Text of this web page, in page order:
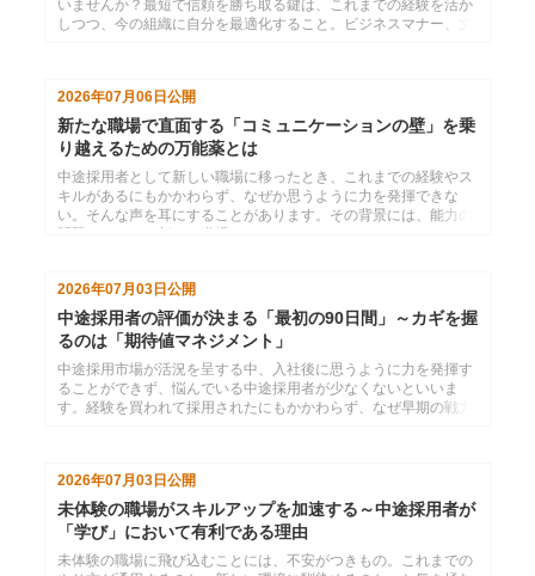
いませんか？最短で信頼を勝ち取る鍵は、これまでの経験を活か
しつつ、今の組織に自分を最適化すること。ビジネスマナー、文
2026年07月06日 公開
新たな職場で直面する「コミュニケーションの壁」を乗
り越えるための万能薬とは
中途採用者として新しい職場に移ったとき、これまでの経験やス
キルがあるにもかかわらず、なぜか思うように力を発揮できな
い。そんな声を耳にすることがあります。その背景には、能力の
おきたいコミュニケーションの視点を、五つのテーマに沿ってご
紹介します。
2026年07月03日公開
中途採用者の評価が決まる「最初の90日間」～カギを握
るのは「期待値マネジメント」
中途採用市場が活況を呈する中、入社後に思うように力を発揮す
ることができず、悩んでいる中途採用者が少なくないといいま
す。経験を買われて採用されたにもかかわらず、なぜ早期の戦力
2026年07月03日 公開
未体験の職場がスキルアップを加速する～中途採用者が
「学び」において有利である理由
未体験の職場に飛び込むことには、不安がつきもの。これまでの